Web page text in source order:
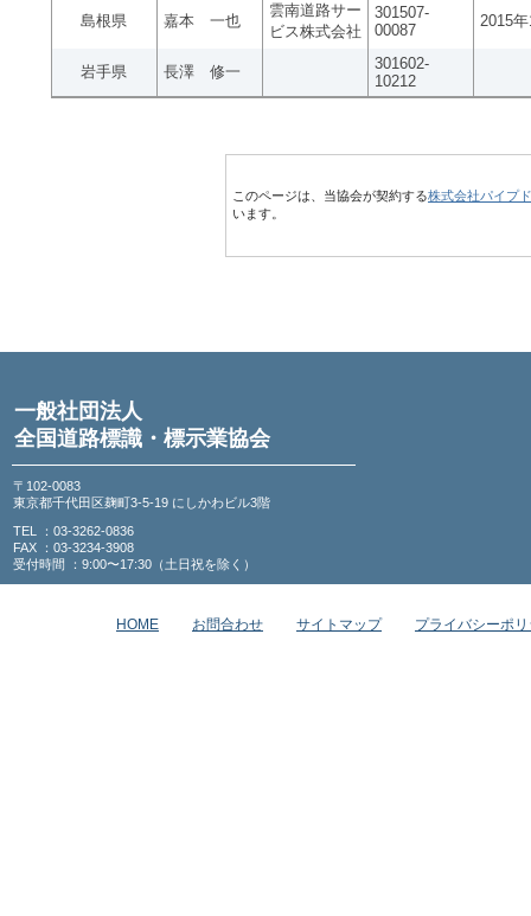
島根県 嘉本 一也
雲南道路サー
ビス株式会社
301507-
00087
2015
岩手県 長澤 修一
301602-
10212
このページは、当協会が契約する株式会社パイプ
います。
一般社団法人
全国道路標識・標示業協会
〒102-0083
東京都千代田区麹町3-5-19 にしかわビル3階
TEL ：03-3262-0836
FAX ：03-3234-3908
受付時間 ：9:00〜17:30（土日祝を除く）
HOME お問合わせ サイトマップ プライバシーポ